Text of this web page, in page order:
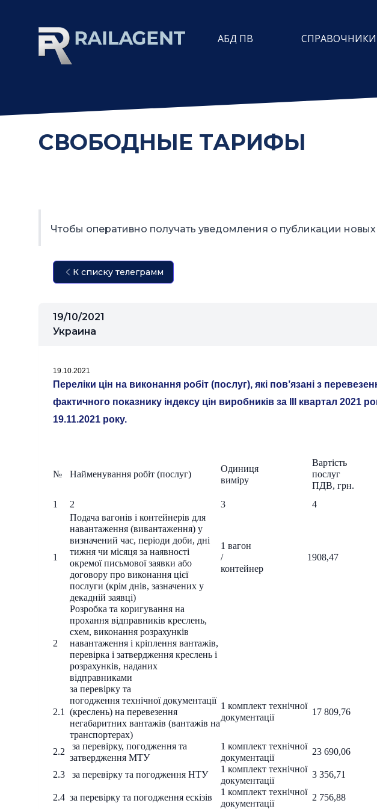
АБД ПВ СПРАВОЧНИКИ
СВОБОДНЫЕ ТАРИФЫ
Чтобы оперативно получать уведомления о публикации
К списку телеграмм
19/10/2021
Украина
19.10.2021
Переліки цін на виконання робіт (послуг), які пов’язані з
фактичного показнику індексу цін виробників за III квартал 2021
19.11.2021 року.
№ Найменування робіт (послуг)
Одиниця
виміру
Вартість
послуг
ПДВ, грн.
1
2 3 4
1
Подача вагонів і контейнерів для
навантаження (вивантаження) у
визначений час, періоди доби, дні
тижня чи місяця за наявності
окремої письмової заявки або
договору про виконання цієї
послуги (крім днів, зазначених у
декадній заявці)
1 вагон
/ 1
контейнер
908,47
2
Розробка та коригування на
прохання відправників креслень,
схем, виконання розрахунків
навантаження і кріплення вантажів,
перевірка і затвердження креслень і
розрахунків, наданих
відправниками
2.1
за перевірку та
погодження технічної документації
(креслень) на перевезення
негабаритних вантажів (вантажів на
транспортерах)
1 комплект технічної
документації
17 809,76
2.2
за перевірку, погодження та
затвердження МТУ
1 комплект технічної
документації
23 690,06
2.3 за перевірку та погодження НТУ
1 комплект технічної
документації
3 356,71
2.4 за перевірку та погодження ескізів
1 комплект технічної
документації
2 756,88